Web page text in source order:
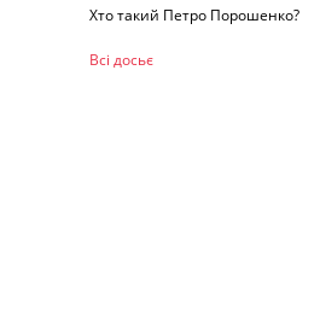
Хто такий Петро Порошенко?
Всі досьє